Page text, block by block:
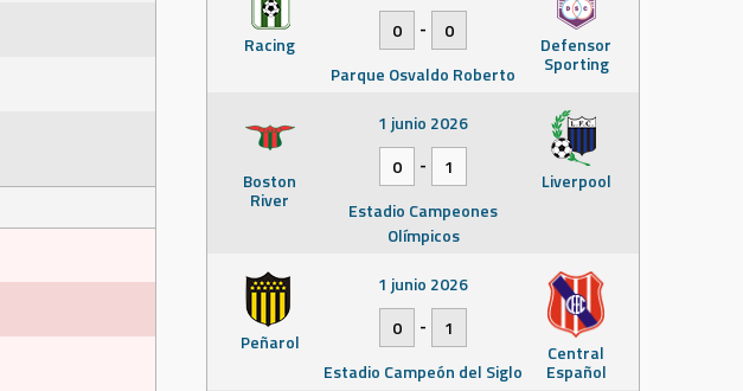
Racing Defensor
Sporting
0
-
0
Parque Osvaldo Roberto
Boston
River
Liverpool
1 junio 2026
0
-
1
Estadio Campeones
Olímpicos
Peñarol Central
Español
1 junio 2026
0
-
1
Estadio Campeón del Siglo